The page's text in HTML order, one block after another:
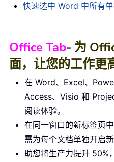
快速选中 Word 中所有
Office Tab- 为
面，让您的工作更
在 Word、Excel、
Access、Visio 和
阅读体验。
在同一窗口的新标签页
需为每个文档单独开启新
助您将生产力提升 50%